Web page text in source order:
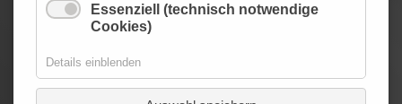
Essenziell (technisch notwendige
Cookies)
Details einblenden